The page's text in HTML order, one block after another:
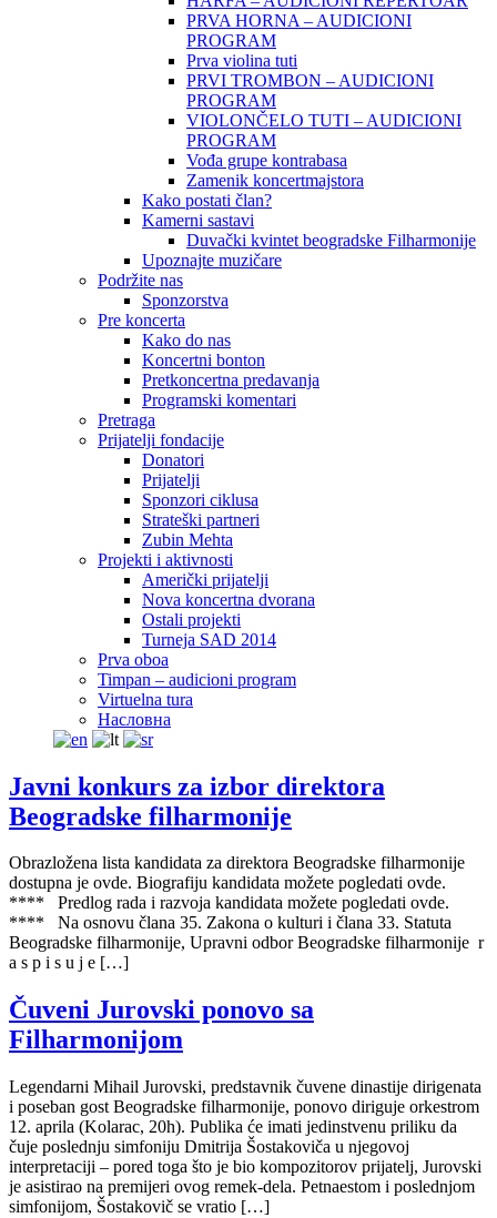
PRVA HORNA – AUDICIONI
PROGRAM
Prva violina tuti
PRVI TROMBON – AUDICIONI
PROGRAM
VIOLONČELO TUTI – AUDICIONI
PROGRAM
Vođa grupe kontrabasa
Zamenik koncertmajstora
Kako postati član?
Kamerni sastavi
Duvački kvintet beogradske Filharmonije
Upoznajte muzičare
Podržite nas
Sponzorstva
Pre koncerta
Kako do nas
Koncertni bonton
Pretkoncertna predavanja
Programski komentari
Pretraga
Prijatelji fondacije
Donatori
Prijatelji
Sponzori ciklusa
Strateški partneri
Zubin Mehta
Projekti i aktivnosti
Američki prijatelji
Nova koncertna dvorana
Ostali projekti
Turneja SAD 2014
Prva oboa
Timpan – audicioni program
Virtuelna tura
Насловна
Javni konkurs za izbor direktora
Beogradske filharmonije
Obrazložena lista kandidata za direktora Beogradske filharmonije
dostupna je ovde. Biografiju kandidata možete pogledati ovde.
**** Predlog rada i razvoja kandidata možete pogledati ovde.
**** Na osnovu člana 35. Zakona o kulturi i člana 33. Statuta
Beogradske filharmonije, Upravni odbor Beogradske filharmonije r
a s p i s u j e […]
Čuveni Jurovski ponovo sa
Filharmonijom
Legendarni Mihail Jurovski, predstavnik čuvene dinastije dirigenata
i poseban gost Beogradske filharmonije, ponovo diriguje orkestrom
12. aprila (Kolarac, 20h). Publika će imati jedinstvenu priliku da
čuje poslednju simfoniju Dmitrija Šostakoviča u njegovoj
interpretaciji – pored toga što je bio kompozitorov prijatelj, Jurovski
je asistirao na premijeri ovog remek-dela. Petnaestom i poslednjom
simfonijom, Šostakovič se vratio […]